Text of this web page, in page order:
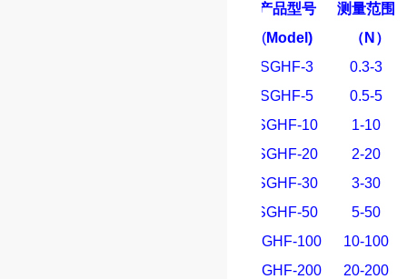
产品型号
(Model)
测量范围
（ N ）
SGHF-3
0.3-3
SGHF-5
0.5-5
SGHF-10
1-10
SGHF-20
2-20
SGHF-30
3-30
SGHF-50
5-50
SGHF-100
10-100
SGHF-200
20-200